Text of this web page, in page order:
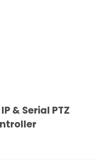
& Serial PTZ